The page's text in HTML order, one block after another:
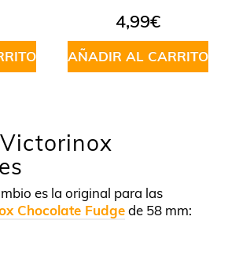
4,99€
AÑADIR AL CARRITO
es la original para las
Chocolate Fudgede 58 mm: